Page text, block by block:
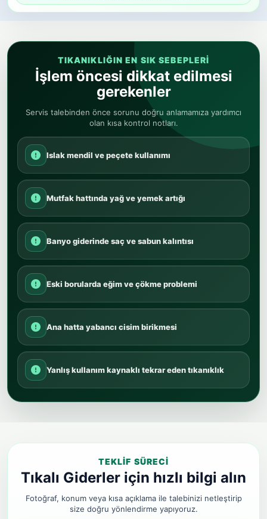
TIKANIKLIĞIN EN SIK SEBEPLERI
İşlem öncesi dikkat edilmesi
gerekenler
Servis talebinden önce sorunu doğru anlamamıza yardımcı
olan kısa kontrol notları.
Islak mendil ve peçete kullanımı
Mutfak hattında yağ ve yemek artığı
Banyo giderinde saç ve sabun kalıntısı
Eski borularda eğim ve çökme problemi
Ana hatta yabancı cisim birikmesi
Yanlış kullanım kaynaklı tekrar eden tıkanıklık
TEKLIF SÜRECI
Tıkalı Giderler için hızlı bilgi alın
Fotoğraf, konum veya kısa açıklama ile talebinizi netleştirip
size doğru yönlendirme yapıyoruz.